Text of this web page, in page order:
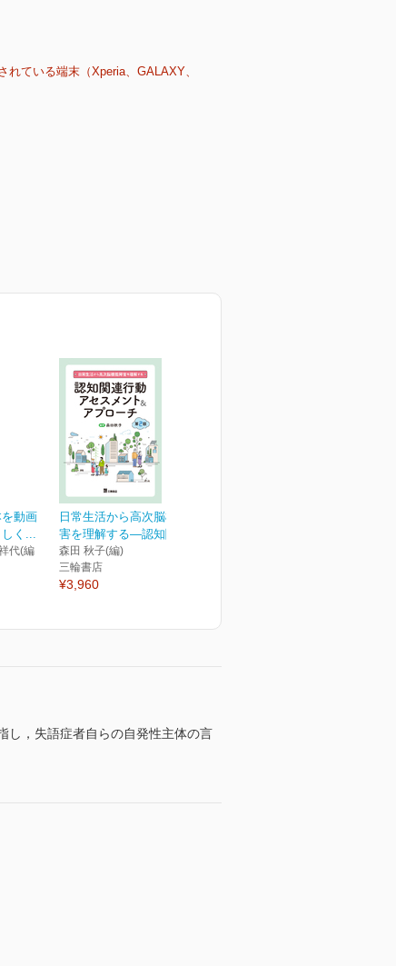
ている端末（Xperia、GALAXY、
動画
く...
代(編
日常生活から高次脳機能障
害を理解する―認知関連...
森田 秋子(編)
三輪書店
¥3,960
し，失語症者自らの自発性主体の言